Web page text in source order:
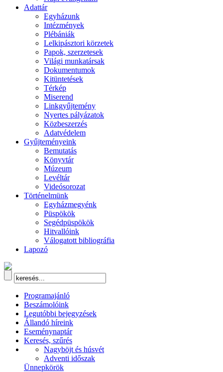
Adattár
Egyházunk
Intézmények
Plébániák
Lelkipásztori körzetek
Papok, szerzetesek
Világi munkatársak
Dokumentumok
Kitüntetések
Térkép
Miserend
Linkgyűjtemény
Nyertes pályázatok
Közbeszerzés
Adatvédelem
Gyűjteményeink
Bemutatás
Könyvtár
Múzeum
Levéltár
Videósorozat
Történelmünk
Egyházmegyénk
Püspökök
Segédpüspökök
Hitvallóink
Válogatott bibliográfia
Lapozó
Programajánló
Beszámolóink
Legutóbbi bejegyzések
Állandó híreink
Eseménynaptár
Keresés, szűrés
Nagyböjt és húsvét
Adventi időszak
Ünnepkörök